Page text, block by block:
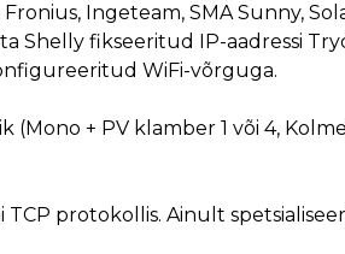
Ingeteam, SMA Sunny,
Shelly fikseeritud IP-aadressi
WiFi-võrguga.
+ PV klamber 1 või 4,
TCP protokollis. Ainult